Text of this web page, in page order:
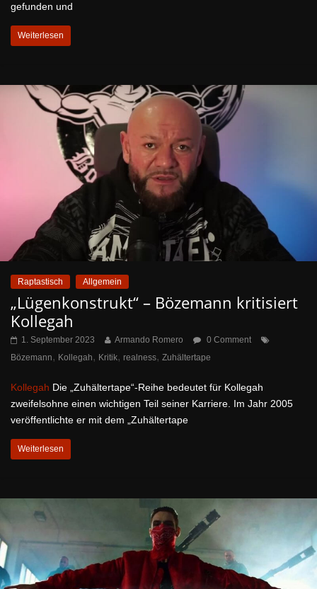
gefunden und
Weiterlesen
Raptastisch Allgemein
„Lügenkonstrukt“ – Bözemann kritisiert
Kollegah
1. September 2023 Armando Romero
0 Comment
Bözemann, Kollegah, Kritik, realness, Zuhältertape
Kollegah Die „Zuhältertape“-Reihe bedeutet für Kollegah
zweifelsohne einen wichtigen Teil seiner Karriere. Im Jahr 2005
veröffentlichte er mit dem „Zuhältertape
Weiterlesen